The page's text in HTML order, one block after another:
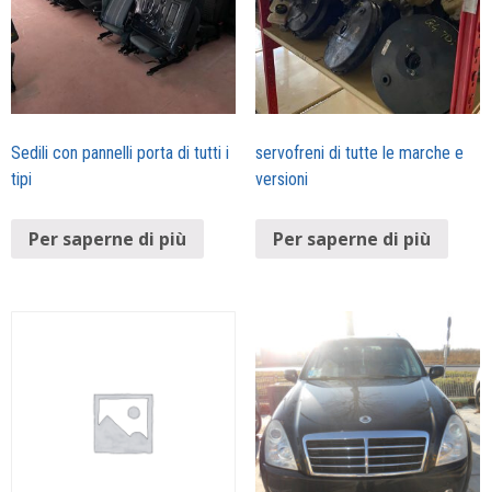
Sedili con pannelli porta di tutti i
tipi
Per saperne di più
servofreni di tutte le marche e
versioni
Per saperne di più